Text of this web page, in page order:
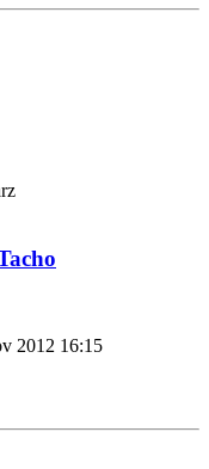
2012 16:15